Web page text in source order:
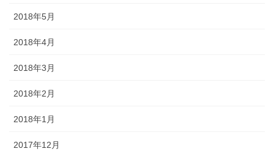
2018年5月
2018年4月
2018年3月
2018年2月
2018年1月
2017年12月